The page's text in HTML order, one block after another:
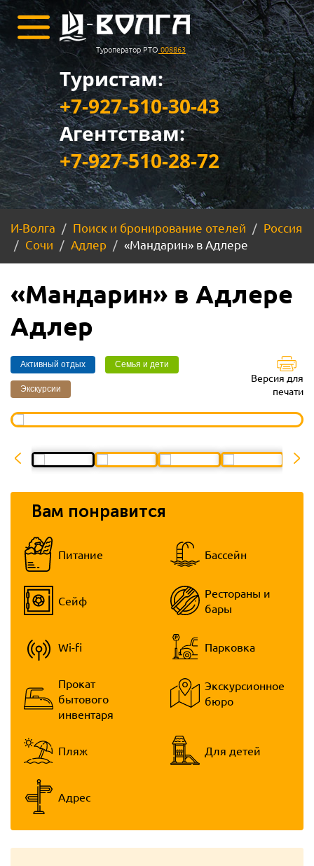
Туроператор РТО 008863
Туристам:
+7-927-510-30-43
Агентствам:
+7-927-510-28-72
И-Волга Поиск и бронирование отелей
Россия
Сочи
Адлер «Мандарин» в Адлере
«Мандарин» в Адлере
Адлер
Активный отдых Семья и дети
Экскурсии
Версия для
печати
Вам понравится
Питание Бассейн
Сейф
Рестораны и
бары
Wi-fi Парковка
Прокат
бытового
инвентаря
Экскурсионное
бюро
Пляж Для детей
Адрес